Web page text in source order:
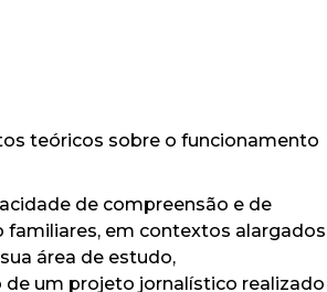
teóricos sobre o funcionamento
de compreensão e de
em contextos alargados
área de estudo,
um projeto jornalístico realizado